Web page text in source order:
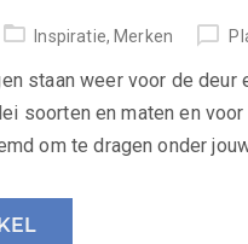
Inspiratie, Merken
staan weer voor de deur
soorten en maten en
om te dragen onder